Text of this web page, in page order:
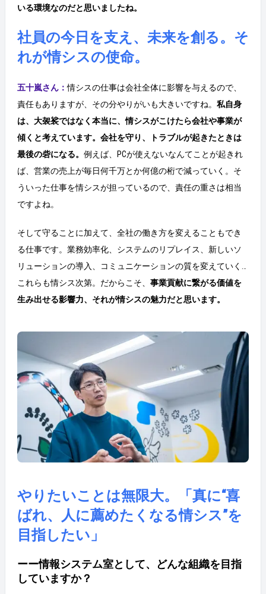
いる環境なのだと思いましたね。
社員の今日を支え、未来を創る。そ
れが情シスの使命。
五十嵐さん：情シスの仕事は会社全体に影響を与えるので、
責任もありますが、その分やりがいも大きいですね。 私自身
は、大袈裟ではなく本当に、情シスがこけたら会社や事業が
傾くと考えています。会社を守り、トラブルが起きたときは
最後の砦になる。 例えば、PCが使えないなんてことが起きれ
ば、営業の売上が毎日何千万とか何億の桁で減っていく。そ
ういった仕事を情シスが担っているので、責任の重さは相当
ですよね。
そして守ることに加えて、全社の働き方を変えることもでき
る仕事です。業務効率化、システムのリプレイス、新しいソ
リューションの導入、コミュニケーションの質を変えていく…
これらも情シス次第。だからこそ、 事業貢献に繋がる価値を
生み出せる影響力、それが情シスの魅力だと思います。
やりたいことは無限大。「真に“喜
ばれ、人に薦めたくなる情シス”を
目指したい」
ーー情報システム室として、どんな組織を目指
していますか？